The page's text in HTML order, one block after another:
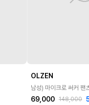
OLZEN
남성) 마이크로 써커 팬
69,000 148,000